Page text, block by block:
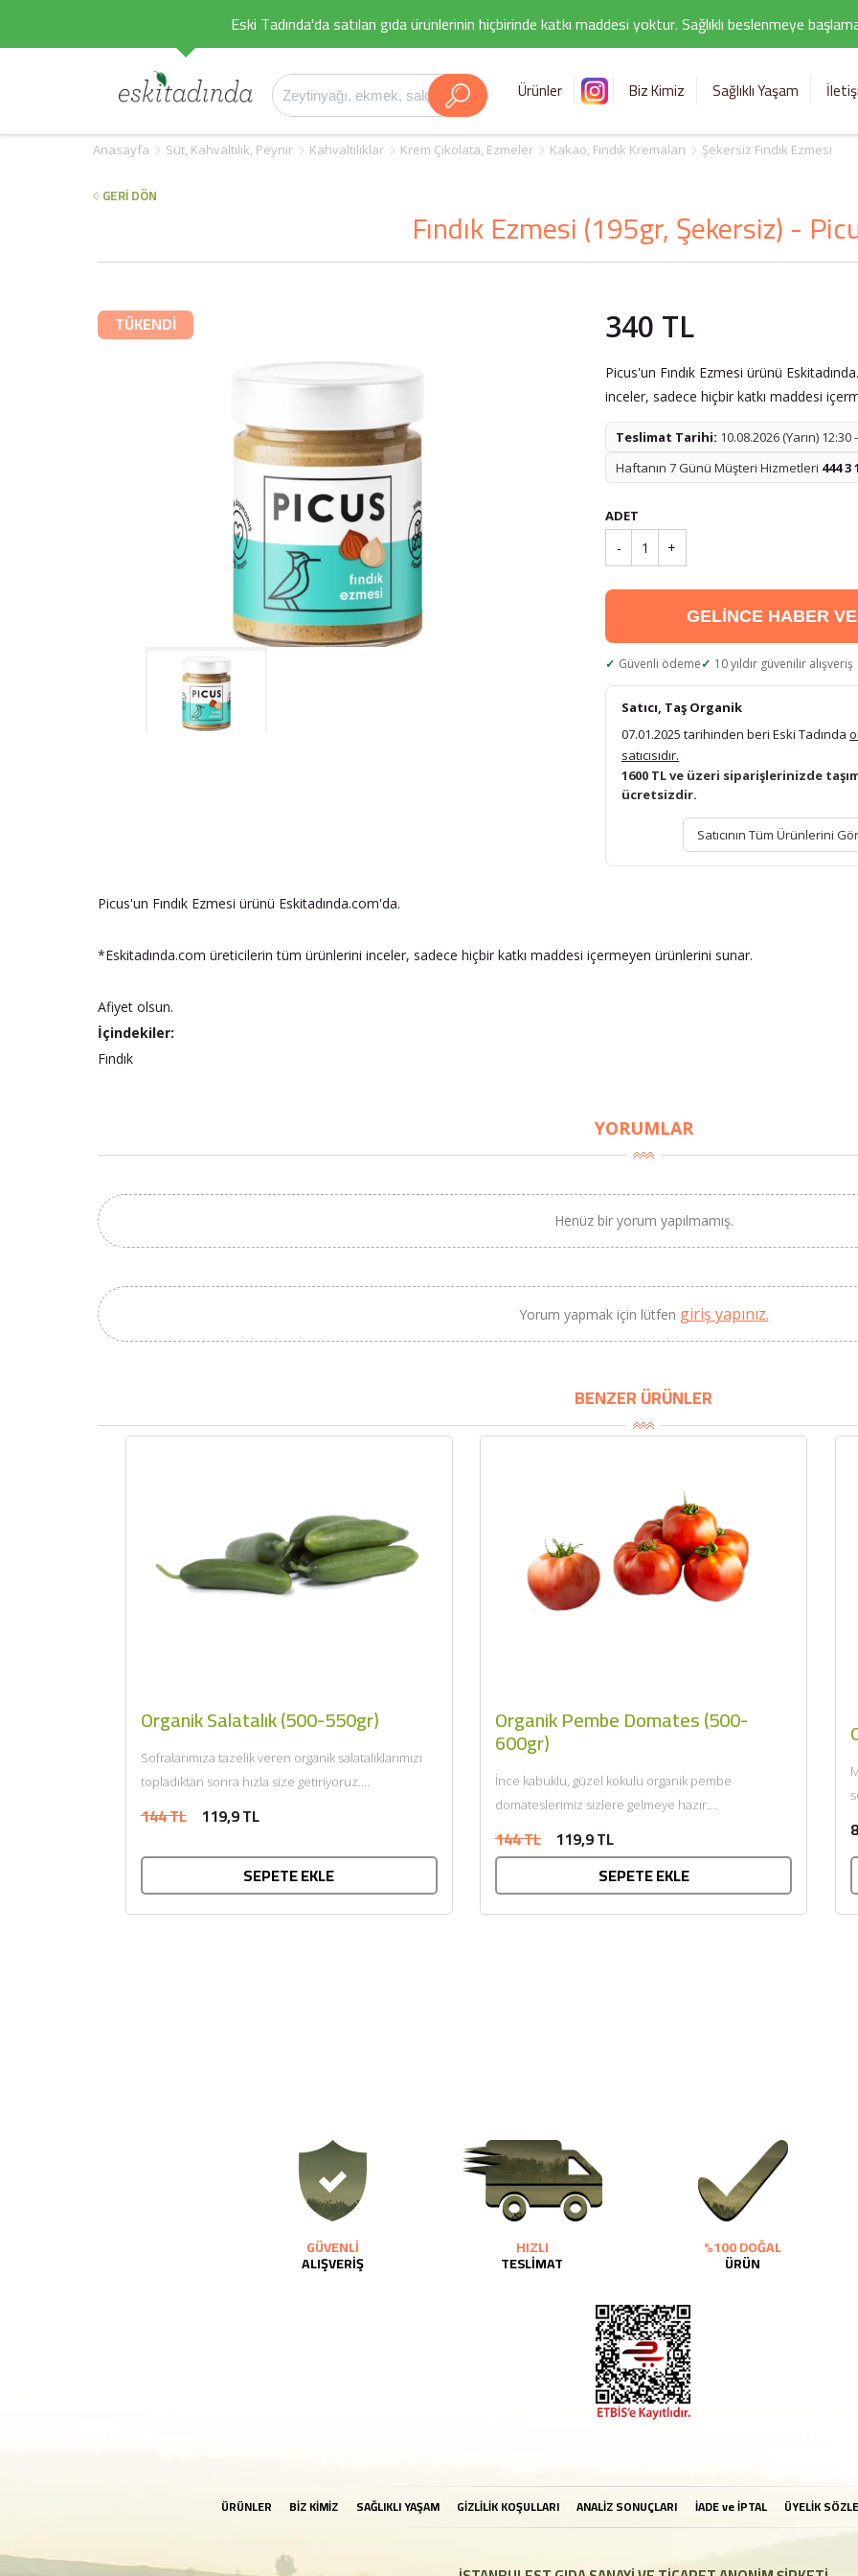
Eski Tadında'da satılan gıda ürünlerinin hiçbirinde katkı maddesi yoktur. Sağlıklı beslenmeye
Ürünler Biz Kimiz Sağlıklı Yaşam
Anasayfa Süt, Kahvaltılık, Peynir Kahvaltılıklar Krem Çikolata, Ezmeler Kakao, Fındık Kremaları Şekersiz Fındık Ezmesi
GERİ DÖN
Fındık Ezmesi (195gr, Şekersiz) -
TÜKENDİ 340 TL
Picus'un Fındık Ezmesi ürünü
inceler, sadece hiçbir katkı maddesi
Teslimat Tarihi: 10.08.2026 (Yarın)
Haftanın 7 Günü Müşteri Hizmetleri 444 3
ADET
- 1 +
GELİNCE HABER
Güvenli ödeme 10 yıldır güvenilir alışveriş
Satıcı, Taş Organik
07.01.2025 tarihinden beri Eski Tadında
satıcısıdır.
1600 TL ve üzeri siparişlerinizde
ücretsizdir.
Satıcının Tüm Ürünlerini Gör
Picus'un Fındık Ezmesi ürünü Eskitadında.com'da.
*Eskitadında.com üreticilerin tüm ürünlerini inceler, sadece hiçbir katkı maddesi içermeyen ürünlerini sunar.
Afiyet olsun.
İçindekiler:
Fındık
YORUMLAR
Henüz bir yorum yapılmamış.
Yorum yapmak için lütfen giriş yapınız.
BENZER ÜRÜNLER
Organik Salatalık (500-550gr)
Sofralarımıza tazelik veren organik salatalıklarımızı
topladıktan sonra hızla size getiriyoruz....
144 TL 119,9 TL
SEPETE EKLE
Organik Pembe Domates (500-
600gr)
İnce kabuklu, güzel kokulu organik pembe
domateslerimiz sizlere gelmeye hazır....
144 TL 119,9 TL
SEPETE EKLE
GÜVENLİ
ALIŞVERİŞ
HIZLI
TESLİMAT
%100 DOĞAL
ÜRÜN
ÜRÜNLER BİZ KİMİZ SAĞLIKLI YAŞAM GİZLİLİK KOŞULLARI ANALİZ SONUÇLARI İADE ve İPTAL ÜYELİK
BU HAFTANIN PLANLI İNDİRİMİ
Sızma Zeytinyağı (2025
Yeni Hasat, Güney Ege, 5
Litre) - AtcaNova